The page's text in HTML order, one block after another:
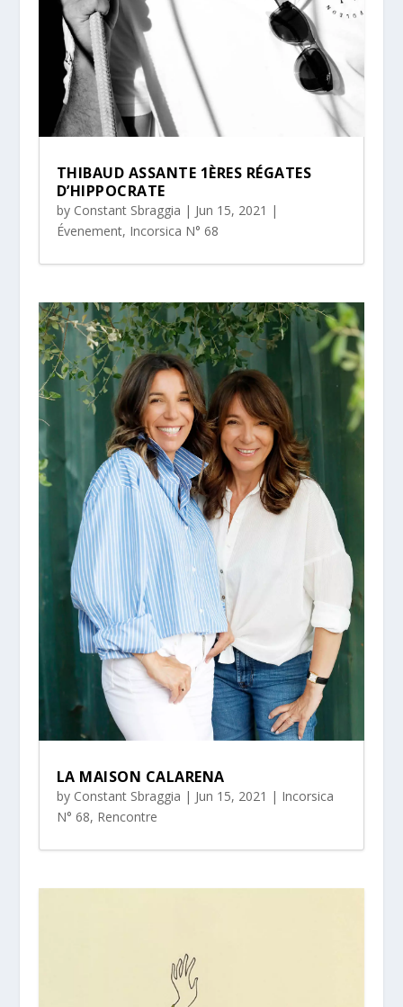
THIBAUD ASSANTE 1ÈRES RÉGATES
D’HIPPOCRATE
by Constant Sbraggia | Jun 15, 2021 |
Évenement, Incorsica N° 68
LA MAISON CALARENA
by Constant Sbraggia | Jun 15, 2021 | Incorsica
N° 68, Rencontre